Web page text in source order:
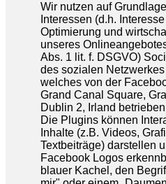
Wir nutzen auf
Interessen (d.h.
Optimierung und
unseres
Abs. 1 lit. f. DSGVO)
des sozialen
welches von der
Grand Canal Square,
Dublin 2, Irland
Die Plugins können
Inhalte (z.B. Videos,
Textbeiträge) darstellen
Facebook Logos
blauer Kachel, den